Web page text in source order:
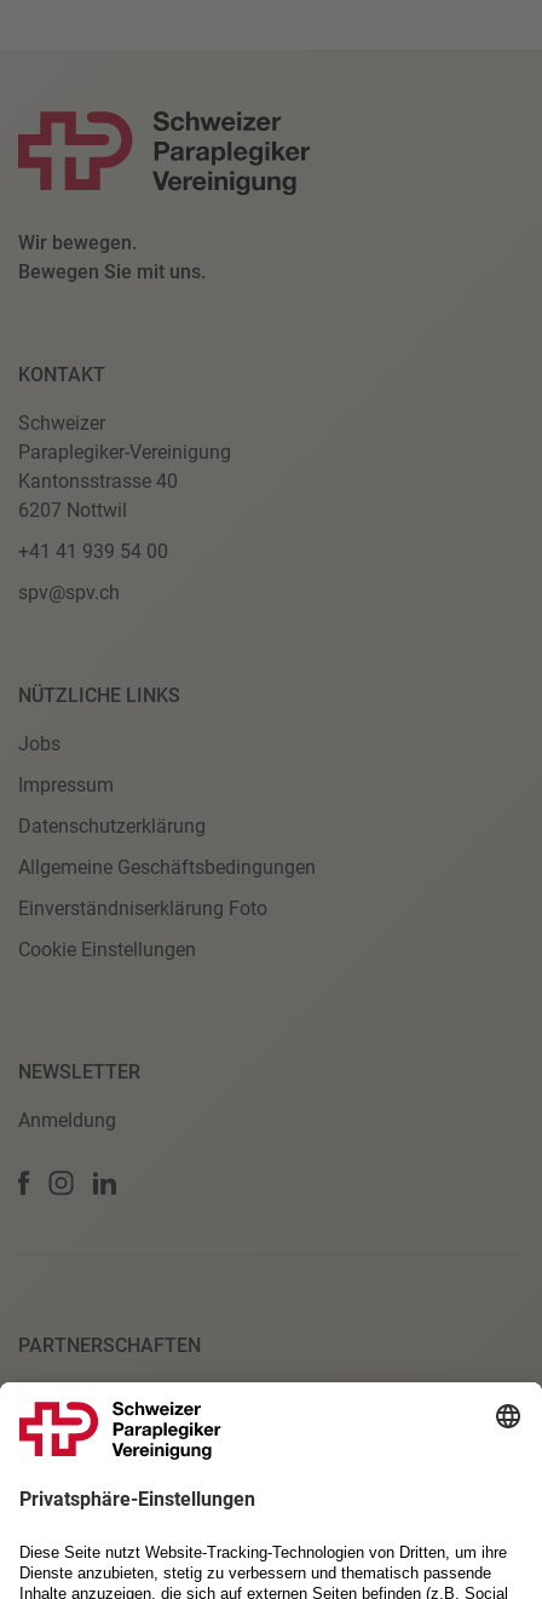
Wir bewegen.
Bewegen Sie mit uns.
KONTAKT
Schweizer
Paraplegiker-Vereinigung
Kantonsstrasse 40
6207 Nottwil
+41 41 939 54 00
spv@spv.ch
NÜTZLICHE LINKS
Jobs
Impressum
Datenschutzerklärung
Allgemeine Geschäftsbedingungen
Einverständniserklärung Foto
Cookie Einstellungen
NEWSLETTER
Anmeldung
PARTNERSCHAFTEN